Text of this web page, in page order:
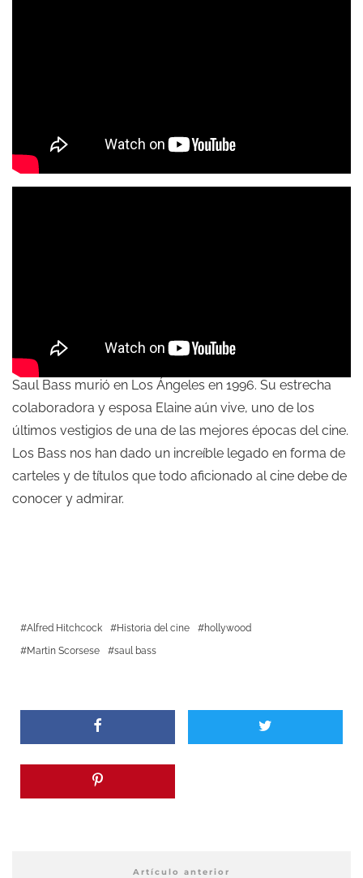
Saul Bass murió en Los Ángeles en 1996. Su estrecha
colaboradora y esposa Elaine aún vive, uno de los
últimos vestigios de una de las mejores épocas del cine.
Los Bass nos han dado un increíble legado en forma de
carteles y de títulos que todo aficionado al cine debe de
conocer y admirar.
Alfred Hitchcock Historia del cine
hollywood
Martin Scorsese
saul bass
Artículo anterior